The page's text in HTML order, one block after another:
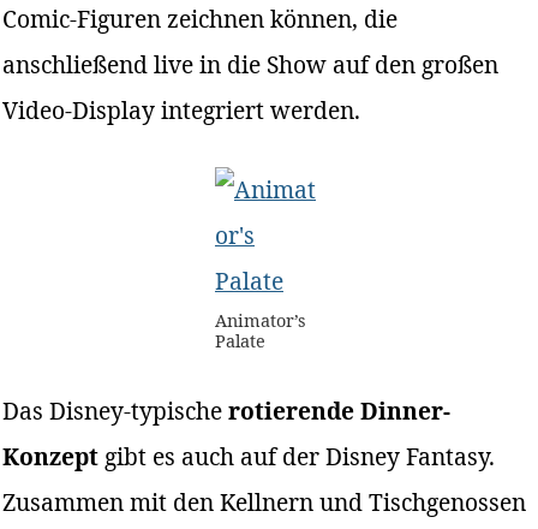
Comic-Figuren zeichnen können, die
anschließend live in die Show auf den großen
Video-Display integriert werden.
Animator’s
Palate
Das Disney-typischerotierende Dinner-
Konzept gibt es auch auf der Disney Fantasy.
Zusammen mit den Kellnern und Tischgenossen